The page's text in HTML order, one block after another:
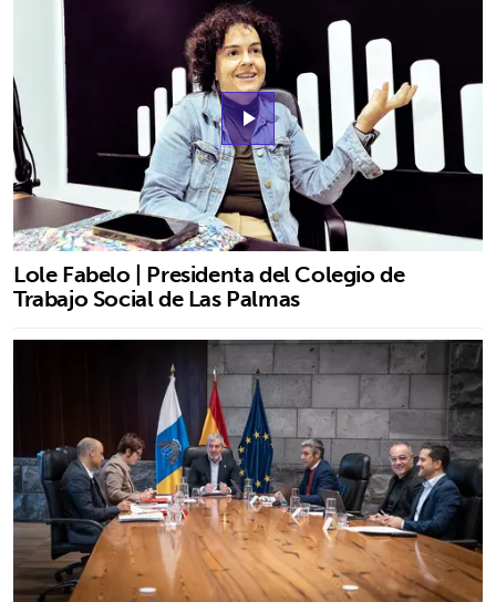
play_arrow
Lole Fabelo | Presidenta del Colegio de
Trabajo Social de Las Palmas